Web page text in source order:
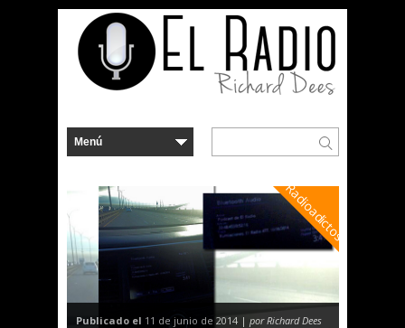
Radioadictos
Publicado el 11 de junio de 2014 | por Richard Dees